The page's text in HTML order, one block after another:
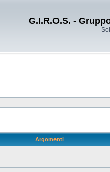
G.I.R.O.S. -
Argomenti